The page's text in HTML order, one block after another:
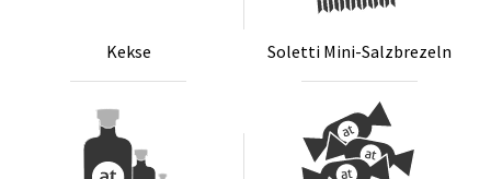
Kek­se So­let­ti Mi­ni-Salz­bre­zeln